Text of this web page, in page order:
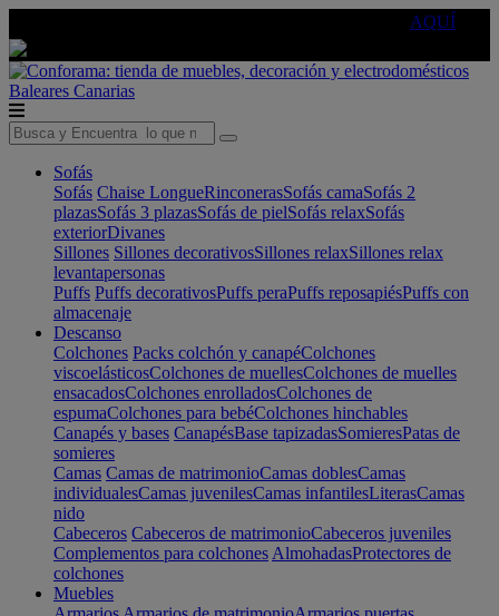
AQUÍ
Baleares Canarias
Sofás
Sofás Chaise LongueRinconerasSofás camaSofás 2
plazasSofás 3 plazasSofás de pielSofás relaxSofás
exteriorDivanes
Sillones Sillones decorativosSillones relaxSillones relax
levantapersonas
Puffs Puffs decorativosPuffs peraPuffs reposapiésPuffs con
almacenaje
Descanso
Colchones Packs colchón y canapéColchones
viscoelásticosColchones de muellesColchones de muelles
ensacadosColchones enrolladosColchones de
espumaColchones para bebéColchones hinchables
Canapés y bases CanapésBase tapizadasSomieresPatas de
somieres
Camas Camas de matrimonioCamas doblesCamas
individualesCamas juvenilesCamas infantilesLiterasCamas
nido
Cabeceros Cabeceros de matrimonioCabeceros juveniles
Complementos para colchones AlmohadasProtectores de
colchones
Muebles